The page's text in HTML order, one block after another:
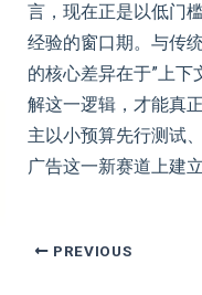
言，现在正是以低门
经验的窗口期。与传
的核心差异在于”上
解这一逻辑，才能真
主以小预算先行测试
广告这一新赛道上建
PREVIOUS